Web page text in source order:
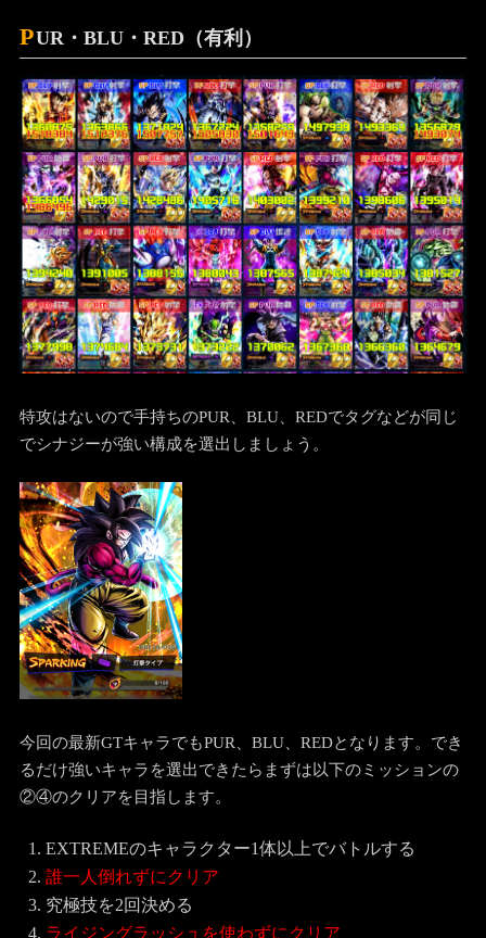
PUR・BLU・RED（有利）
特攻はないので手持ちのPUR、BLU、REDでタグなどが同じ
でシナジーが強い構成を選出しましょう。